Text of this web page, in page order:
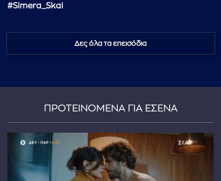
#Simera_Skai
Δες όλα τα επεισόδια
ΠΡΟΤΕΙΝΟΜΕΝΑ ΓΙΑ ΕΣΕΝΑ